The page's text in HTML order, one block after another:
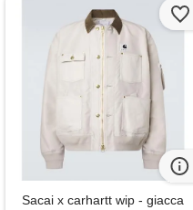
Sacai x carhartt wip - giacca